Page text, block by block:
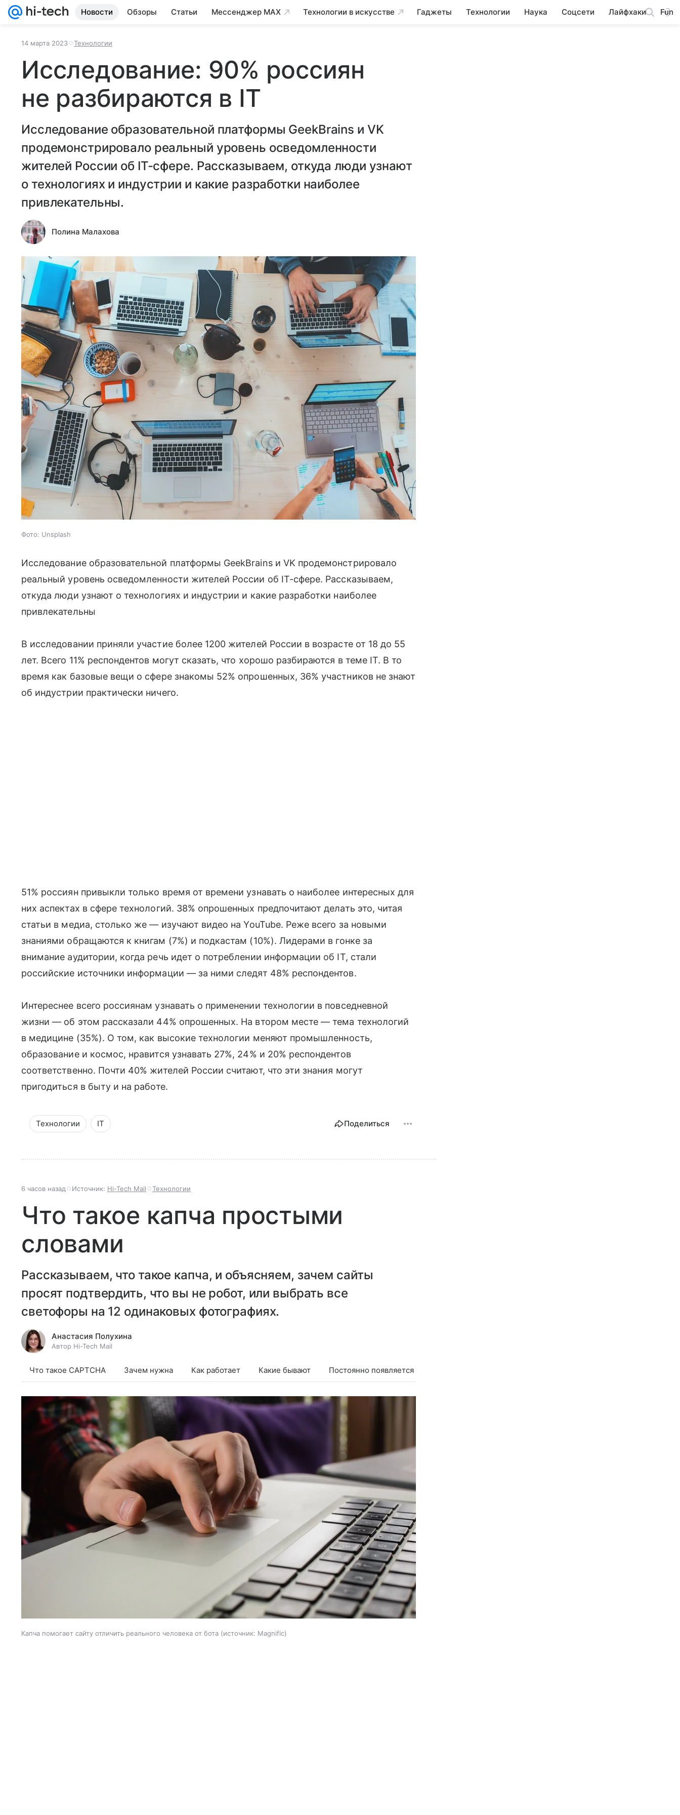
Новости Обзоры Статьи Мессенджер MAX Технологии в искусстве Гаджеты Технологии Наука Соцсети Лайфхаки Fun
14 марта 2023 Технологии
Исследование: 90% россиян
не разбираются в IT
Исследование образовательной платформы GeekBrains и VK
продемонстрировало реальный уровень осведомленности
жителей России об IT-сфере. Рассказываем, откуда люди узнают
о технологиях и индустрии и какие разработки наиболее
привлекательны.
Полина Малахова
Фото: Unsplash
Исследование образовательной платформы GeekBrains и VK продемонстрировало
реальный уровень осведомленности жителей России об IT-сфере. Рассказываем,
откуда люди узнают о технологиях и индустрии и какие разработки наиболее
привлекательны
В исследовании приняли участие более 1200 жителей России в возрасте от 18 до 55
лет. Всего 11% респондентов могут сказать, что хорошо разбираются в теме IT. В то
время как базовые вещи о сфере знакомы 52% опрошенных, 36% участников не знают
об индустрии практически ничего.
51% россиян привыкли только время от времени узнавать о наиболее интересных для
них аспектах в сфере технологий. 38% опрошенных предпочитают делать это, читая
статьи в медиа, столько же — изучают видео на YouTube. Реже всего за новыми
знаниями обращаются к книгам (7%) и подкастам (10%). Лидерами в гонке за
внимание аудитории, когда речь идет о потреблении информации об IT, стали
российские источники информации — за ними следят 48% респондентов.
Интереснее всего россиянам узнавать о применении технологии в повседневной
жизни — об этом рассказали 44% опрошенных. На втором месте — тема технологий
в медицине (35%). О том, как высокие технологии меняют промышленность,
образование и космос, нравится узнавать 27%, 24% и 20% респондентов
соответственно. Почти 40% жителей России считают, что эти знания могут
пригодиться в быту и на работе.
Технологии IT Поделиться
6 часов назад Источник: Hi-Tech Mail Технологии
Что такое капча простыми
словами
Рассказываем, что такое капча, и объясняем, зачем сайты
просят подтвердить, что вы не робот, или выбрать все
светофоры на 12 одинаковых фотографиях.
Анастасия Полухина
Автор Hi-Tech Mail
Что такое CAPTCHA Зачем нужна Как работает Какие бывают Постоянно появляется
Капча помогает сайту отличить реального человека от бота источник: Magnific